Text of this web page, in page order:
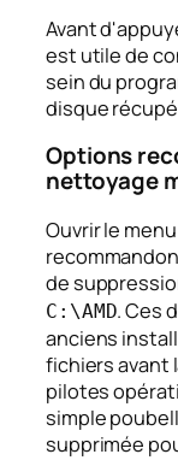
Avant
est utile de
sein du
disque
Options
nettoyage
Ouvrir le menu
de
C:\AMD. Ces
anciens
fichiers avant
pilotes
simple
supprimée